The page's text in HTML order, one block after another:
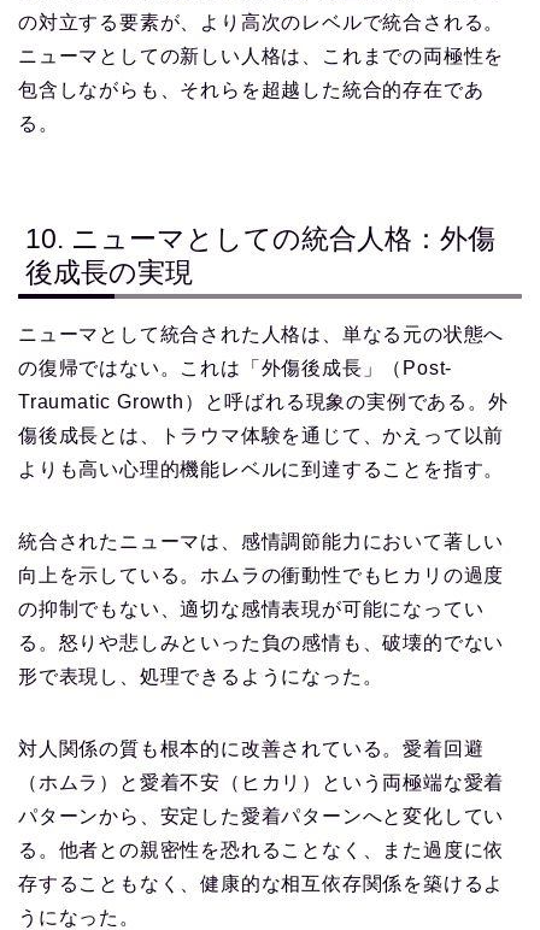
の対立する要素が、より高次のレベルで統合される。
ニューマとしての新しい人格は、これまでの両極性を
包含しながらも、それらを超越した統合的存在であ
る。
10. ニューマとしての統合人格：外傷
後成長の実現
ニューマとして統合された人格は、単なる元の状態へ
の復帰ではない。これは「外傷後成長」（Post-
Traumatic Growth）と呼ばれる現象の実例である。外
傷後成長とは、トラウマ体験を通じて、かえって以前
よりも高い心理的機能レベルに到達することを指す。
統合されたニューマは、感情調節能力において著しい
向上を示している。ホムラの衝動性でもヒカリの過度
の抑制でもない、適切な感情表現が可能になってい
る。怒りや悲しみといった負の感情も、破壊的でない
形で表現し、処理できるようになった。
対人関係の質も根本的に改善されている。愛着回避
（ホムラ）と愛着不安（ヒカリ）という両極端な愛着
パターンから、安定した愛着パターンへと変化してい
る。他者との親密性を恐れることなく、また過度に依
存することもなく、健康的な相互依存関係を築けるよ
うになった。